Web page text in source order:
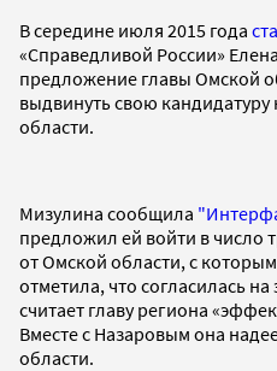
В середине июля 2015 года
«Справедливой России»
предложение главы Омской
выдвинуть свою кандидатуру
области.
Мизулина сообщила
предложил ей войти в число
от Омской области, с
отметила, что согласилась
считает главу региона
Вместе с Назаровым она
области.